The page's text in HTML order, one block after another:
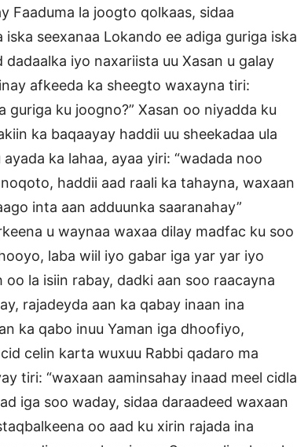
Faaduma la joogto qolkaas, sidaa
seexanaa Lokando ee adiga guriga iska
iyo naxariista uu Xasan u galay
afkeeda ka sheegto waxayna tiri:
guriga ku joogno?” Xasan oo niyadda ku
ka baqaayay haddii uu sheekadaa ula
ka lahaa, ayaa yiri: “wadada noo
haddii aad raali ka tahayna, waxaan
inta aan adduunka saaranahay”
u waynaa waxaa dilay madfac ku soo
laba wiil iyo gabar iga yar yar iyo
la isiin rabay, dadki aan soo raacayna
rajadeyda aan ka qabay inaan ina
ka qabo inuu Yaman iga dhoofiyo,
celin karta wuxuu Rabbi qadaro ma
tiri: “waxaan aaminsahay inaad meel cidla
iga soo waday, sidaa daraadeed waxaan
oo aad ku xirin rajada ina